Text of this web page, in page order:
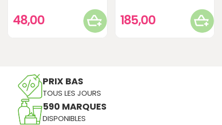
48,00 185,00
PRIX BAS
TOUS LES JOURS
590 MARQUES
DISPONIBLES